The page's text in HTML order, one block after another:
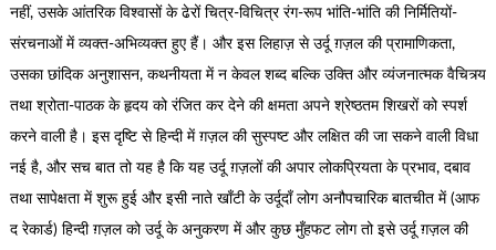
नहीं, उसके आंतरिक विश्वासों के ढेरों चित्र-विचित्र रंग-रूप भांति-भांति की निर्मितियों-
संरचनाओं में व्यक्त-अभिव्यक्त हुए हैं। और इस लिहाज़ से उर्दू ग़ज़ल की प्रामाणिकता,
उसका छांदिक अनुशासन, कथनीयता में न केवल शब्द बल्कि उक्ति और व्यंजनात्मक वैचित्र्य
तथा श्रोता-पाठक के हृदय को रंजित कर देने की क्षमता अपने श्रेष्ठतम शिखरों को स्पर्श
करने वाली है। इस दृष्टि से हिन्दी में ग़ज़ल की सुस्पष्ट और लक्षित की जा सकने वाली विधा
नई है, और सच बात तो यह है कि यह उर्दू ग़ज़लों की अपार लोकप्रियता के प्रभाव, दबाव
तथा सापेक्षता में शुरू हुई और इसी नाते खाँटी के उर्दूदाँ लोग अनौपचारिक बातचीत में (आफ
द रेकार्ड) हिन्दी ग़ज़ल को उर्दू के अनुकरण में और कुछ मुँहफट लोग तो इसे उर्दू ग़ज़ल की